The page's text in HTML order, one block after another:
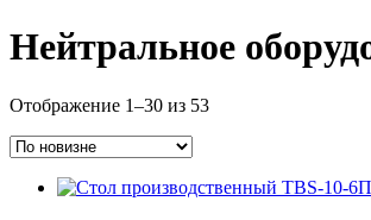
Нейтральное
Отображение 1–30 из 53Сортировка: